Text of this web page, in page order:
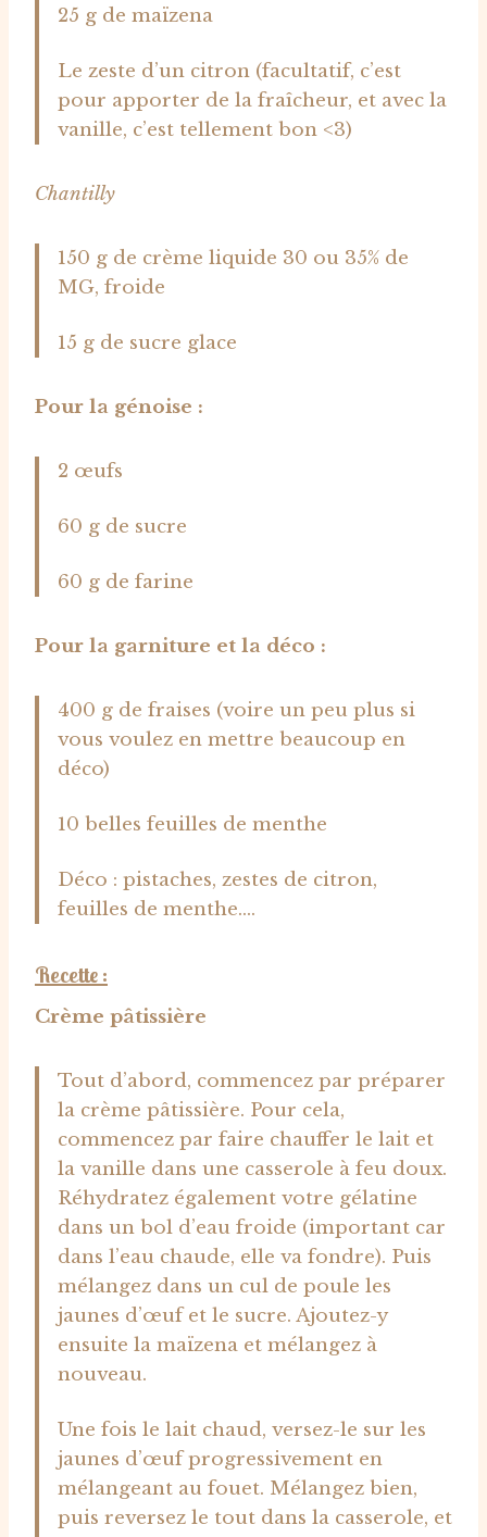
25 g de maïzena
Le zeste d’un citron (facultatif, c’est
pour apporter de la fraîcheur, et avec la
vanille, c’est tellement bon <3)
Chantilly
150 g de crème liquide 30 ou 35% de
MG, froide
15 g de sucre glace
Pour la génoise :
2 œufs
60 g de sucre
60 g de farine
Pour la garniture et la déco :
400 g de fraises (voire un peu plus si
vous voulez en mettre beaucoup en
déco)
10 belles feuilles de menthe
Déco : pistaches, zestes de citron,
feuilles de menthe….
Recette :
Crème pâtissière
Tout d’abord, commencez par préparer
la crème pâtissière. Pour cela,
commencez par faire chauffer le lait et
la vanille dans une casserole à feu doux.
Réhydratez également votre gélatine
dans un bol d’eau froide (important car
dans l’eau chaude, elle va fondre). Puis
mélangez dans un cul de poule les
jaunes d’œuf et le sucre. Ajoutez-y
ensuite la maïzena et mélangez à
nouveau.
Une fois le lait chaud, versez-le sur les
jaunes d’œuf progressivement en
mélangeant au fouet. Mélangez bien,
puis reversez le tout dans la casserole, et